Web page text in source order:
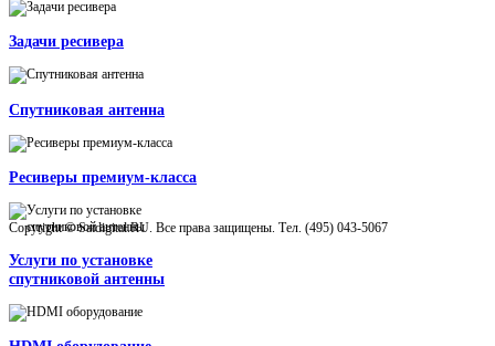
Задачи ресивера
Спутниковая антенна
Ресиверы премиум-класса
Услуги по установке
спутниковой антенны
Copyright © Satdigital.RU. Все права защищены. Тел. (495) 043-5067